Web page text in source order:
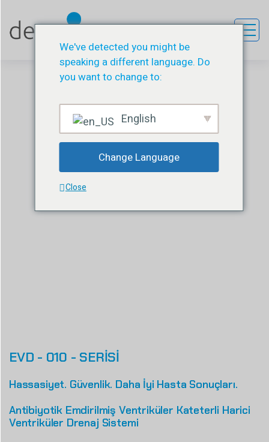
EVD - 010 - SERİSİ
ÜRÜN EVD - 010 - SERİSİ
EVD - 010 - SERİSİ
Hassasiyet. Güvenlik. Daha İyi Hasta Sonuçları.
Antibiyotik Emdirilmiş Ventriküler Kateterli Harici
Ventriküler Drenaj Sistemi
We've detected you might be
speaking a different language. Do
you want to change to:
English
Change Language
Close